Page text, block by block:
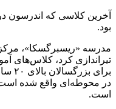
بود.
مدرسه «ریسبرگسکا»،
تیراندازی کرد، کلاس‌های
در محوطه‌ای واقع شده
است.